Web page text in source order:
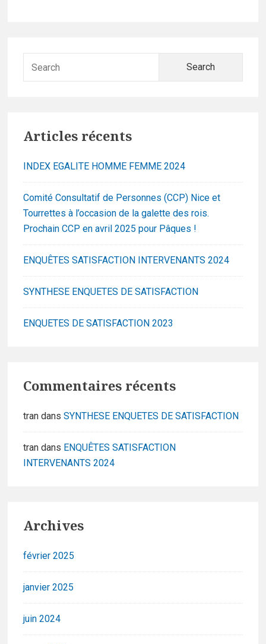
Articles récents
INDEX EGALITE HOMME FEMME 2024
Comité Consultatif de Personnes (CCP) Nice et
Tourrettes à l’occasion de la galette des rois.
Prochain CCP en avril 2025 pour Pâques !
ENQUÊTES SATISFACTION INTERVENANTS 2024
SYNTHESE ENQUETES DE SATISFACTION
ENQUETES DE SATISFACTION 2023
Commentaires récents
tran dans SYNTHESE ENQUETES DE SATISFACTION
tran dans ENQUÊTES SATISFACTION
INTERVENANTS 2024
Archives
février 2025
janvier 2025
juin 2024